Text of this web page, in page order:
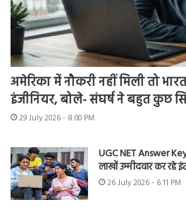
अमेरिका में नौकरी नहीं मिली तो
इंजीनियर, बोले- संघर्ष ने बहुत कुछ
29 July 2026 - 8:00 PM
UGC NET Answer
लाखों उम्मीदवार कर रहे
26 July 2026 - 6:11 PM